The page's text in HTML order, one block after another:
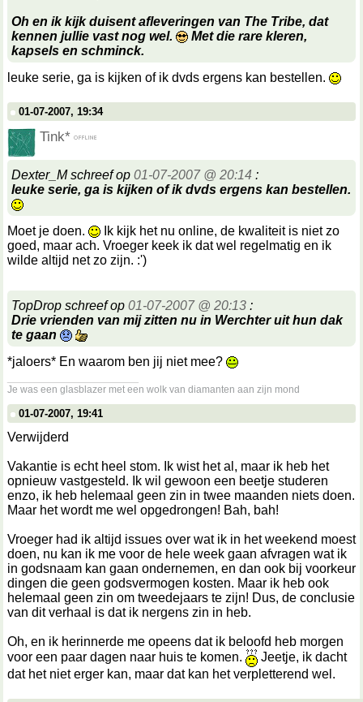
Oh en ik kijk duisent afleveringen van The Tribe, dat
kennen jullie vast nog wel.
Met die rare kleren,
kapsels en schminck.
leuke serie, ga is kijken of ik dvds ergens kan bestellen.
01-07-2007, 19:34
Tink*
Dexter_M schreef op 01-07-2007 @ 20:14 :
leuke serie, ga is kijken of ik dvds ergens kan bestellen.
Moet je doen.
Ik kijk het nu online, de kwaliteit is niet zo
goed, maar ach. Vroeger keek ik dat wel regelmatig en ik
wilde altijd net zo zijn. :')
TopDrop schreef op 01-07-2007 @ 20:13 :
Drie vrienden van mij zitten nu in Werchter uit hun dak
te gaan
*jaloers* En waarom ben jij niet mee?
Je was een glasblazer met een wolk van diamanten aan zijn mond
01-07-2007, 19:41
Verwijderd
Vakantie is echt heel stom. Ik wist het al, maar ik heb het
opnieuw vastgesteld. Ik wil gewoon een beetje studeren
enzo, ik heb helemaal geen zin in twee maanden niets doen.
Maar het wordt me wel opgedrongen! Bah, bah!
Vroeger had ik altijd issues over wat ik in het weekend moest
doen, nu kan ik me voor de hele week gaan afvragen wat ik
in godsnaam kan gaan ondernemen, en dan ook bij voorkeur
dingen die geen godsvermogen kosten. Maar ik heb ook
helemaal geen zin om tweedejaars te zijn! Dus, de conclusie
van dit verhaal is dat ik nergens zin in heb.
Oh, en ik herinnerde me opeens dat ik beloofd heb morgen
voor een paar dagen naar huis te komen.
Jeetje, ik dacht
dat het niet erger kan, maar dat kan het verpletterend wel.